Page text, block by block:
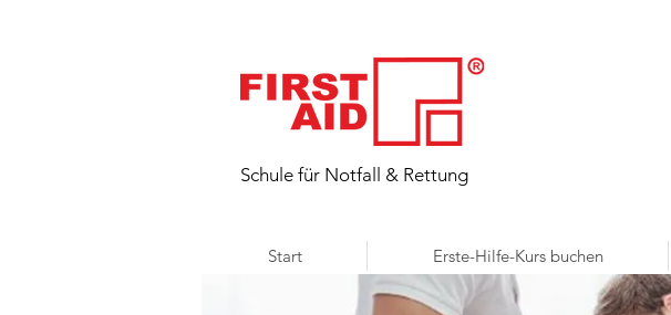
​Schule für Notfall & Rettung
Start Erste-Hilfe-Kurs buchen